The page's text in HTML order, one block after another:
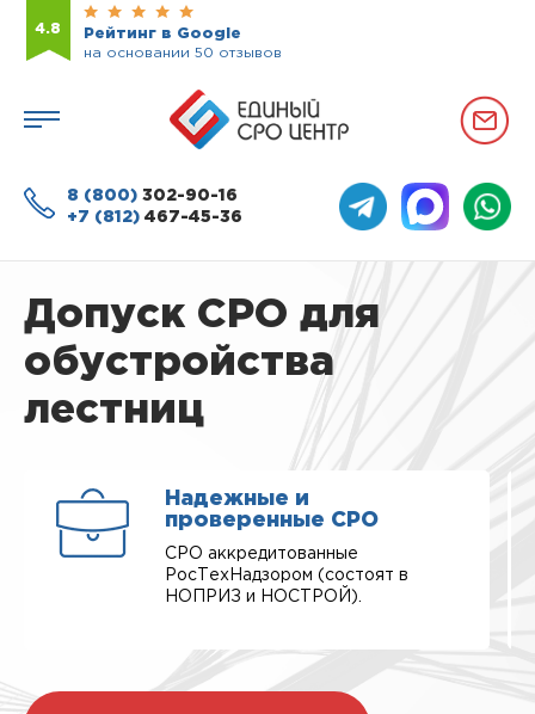
4.8
Рейтинг в Google
на основании 50 отзывов
8 (800) 302-90-16
+7 (812) 467-45-36
Допуск СРО для
обустройства
лестниц
Надежные и
проверенные СРО
СРО аккредитованные
РосТехНадзором (состоят в
НОПРИЗ и НОСТРОЙ).